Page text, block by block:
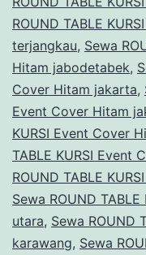
ROUND TABLE
terjangkau, Sewa
Hitam jabodetabek,
Cover Hitam jakarta,
Event Cover Hitam
KURSI Event Cover
TABLE KURSI Event
ROUND TABLE
Sewa ROUND
utara, Sewa ROUND
karawang, Sewa